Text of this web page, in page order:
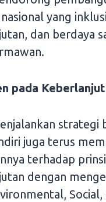
yang
dan berdaya
pada
strategi
juga terus
terhadap
dengan
Social,